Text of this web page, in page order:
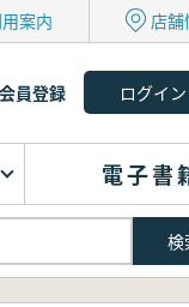
案内 店
員登録
電子書